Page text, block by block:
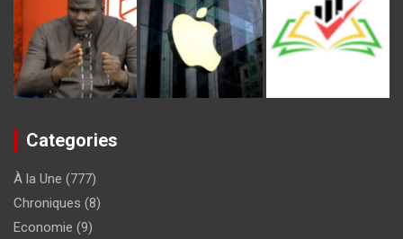
Categories
À la Une (777)
Chroniques (8)
Economie (9)